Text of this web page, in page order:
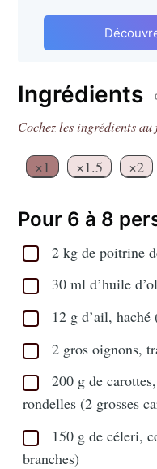
Ingrédients
Cochez les ingrédients
×1 ×1.5 ×2
Pour 6 à 8
2 kg de poitrine
30 ml d’huile
12 g d’ail, haché
2 gros oignons,
200 g de
rondelles (2 grosses
150 g de céleri,
branches)